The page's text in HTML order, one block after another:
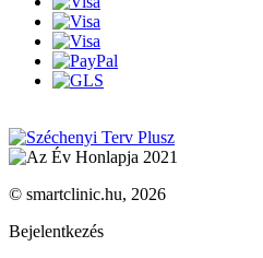
© smartclinic.hu, 2026
Bejelentkezés